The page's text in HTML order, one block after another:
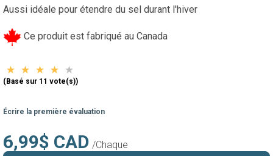
Aussi idéale pour étendre du sel durant l'hiver
Ce produit est fabriqué au Canada
(Basé sur 11 vote(s))
Écrire la première évaluation
6,99$ CAD /Chaque